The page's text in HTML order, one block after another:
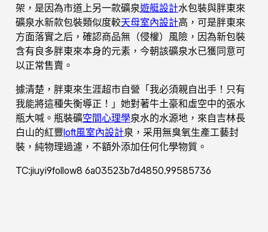
架，是因為市道上另一款礦泉遊艇設計水包裝與胖東來
礦泉水新款包裝類似度較天母室內設計高，可是胖東來
方面落實之后，確認商品無（侵權）風險，因為新包裝
含有良多胖東來本身的元素，今朝該礦泉水已獲同意可
以正常售賣。
據清楚，胖東來生涯超市自營「我必須親自出手！只有
我能將這種失衡導正！」她對著牛土豪和虛空中的張水
瓶大喊。瓶裝礦空間心理學泉水的水源地，來自吉林長
白山的紅豐loft風室內設計泉，采用無臭氧生產工藝封
裝，純物理過濾，不額外添加任何化學物質。
TC:jiuyi9follow8 6a03523b7d4850.99585736